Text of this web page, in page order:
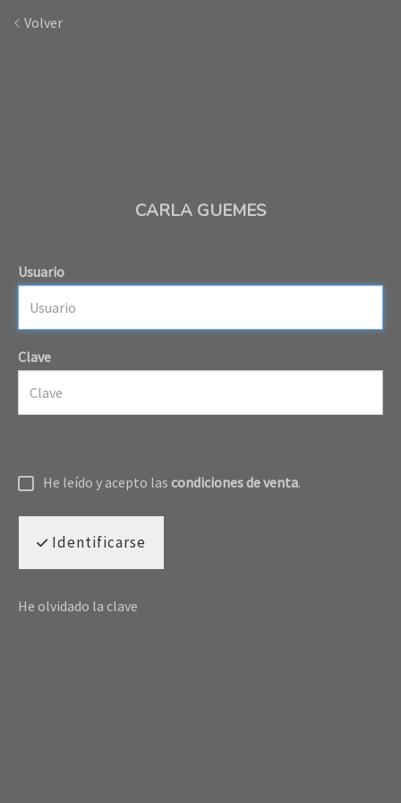
Volver
CARLA GUEMES
Usuario
Clave
He leído y acepto las condiciones de venta.
Identificarse
He olvidado la clave